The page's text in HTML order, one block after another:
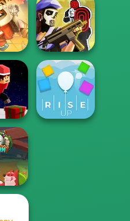
io
Tom Clancy's
Shootout
Block